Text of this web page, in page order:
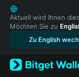
English
日本語
Tiếng Việt
Русский
Español
Türkçe
Aktuell wird Ihnen
Möchten Sie zu
Zu English